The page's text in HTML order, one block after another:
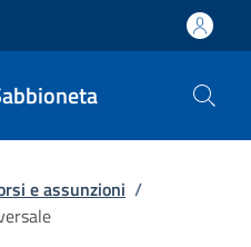
e assunzioni /